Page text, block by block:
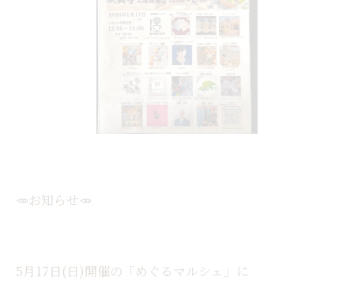
🥕お知らせ🥕
5月17日(日)開催の「めぐるマルシェ」に